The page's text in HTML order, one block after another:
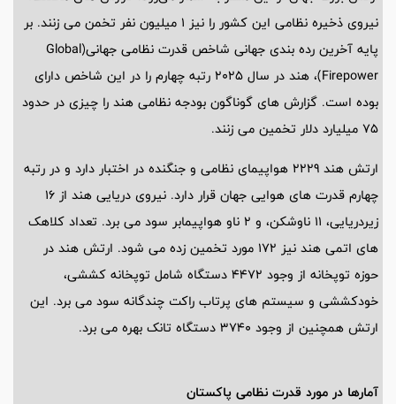
نیروی ذخیره نظامی این کشور را نیز 1 میلیون نفر تخمن می زنند. بر
پایه آخرین رده بندی جهانی شاخص قدرت نظامی جهانی(Global
Firepower)، هند در سال 2025 رتبه چهارم را در این شاخص دارای
بوده است. گزارش های گوناگون بودجه نظامی هند را چیزی در حدود
75 میلیارد دلار تخمین می زنند.
ارتش هند 2229 هواپیمای نظامی و جنگنده در اختبار دارد و در رتبه
چهارم قدرت های هوایی جهان قرار دارد. نیروی دریایی هند از 16
زیردریایی، 11 ناوشکن، و 2 ناو هواپیمابر سود می برد. تعداد کلاهک
های اتمی هند نیز 172 مورد تخمین زده می شود. ارتش هند در
حوزه توپخانه از وجود 4472 دستگاه شامل توپخانه کششی،
خودکششی و سیستم های پرتاب راکت چندگانه سود می برد. این
ارتش همچنین از وجود 3740 دستگاه تانک بهره می برد.
آمارها در مورد قدرت نظامی پاکستان